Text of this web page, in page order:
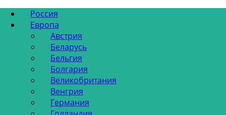
Россия
Европа
Австрия
Беларусь
Бельгия
Болгария
Великобритания
Венгрия
Германия